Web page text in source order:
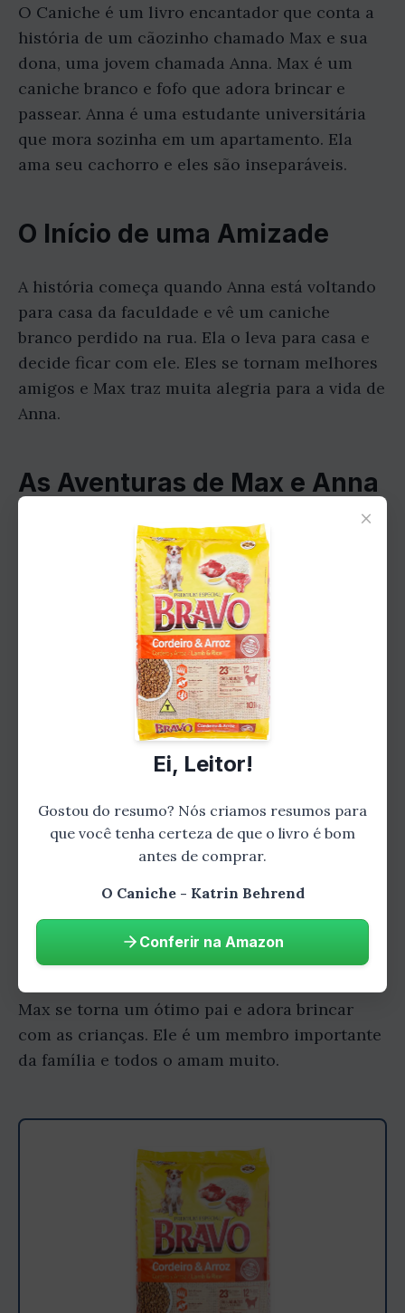
O Caniche é um livro encantador que conta a
história de um cãozinho chamado Max e sua
dona, uma jovem chamada Anna. Max é um
caniche branco e fofo que adora brincar e
passear. Anna é uma estudante universitária
que mora sozinha em um apartamento. Ela
ama seu cachorro e eles são inseparáveis.
O Início de uma Amizade
A história começa quando Anna está voltando
para casa da faculdade e vê um caniche
branco perdido na rua. Ela o leva para casa e
decide ficar com ele. Eles se tornam melhores
amigos e Max traz muita alegria para a vida de
Anna.
As Aventuras de Max e Anna
Max e Anna vivem muitas aventuras juntos.
Eles passeiam no parque, brincam de buscar e
até mesmo viajam juntos. Max é sempre leal e
protetor de Anna, e ela sabe que pode sempre
contar com ele.
Um Amor Inesperado
Um dia, Anna conhece um rapaz chamado
Max não gosta muito de Tom no começo, mas
logo percebe que ele é um bom homem e que
ama Anna tanto quanto ele.
Uma Família Feliz
Max, Anna e Tom se casam e têm dois filhos.
Max se torna um ótimo pai e adora brincar
com as crianças. Ele é um membro importante
da família e todos o amam muito.
×
Ei, Leitor!
Gostou do resumo? Nós criamos resumos para
que você tenha certeza de que o livro é bom
antes de comprar.
O Caniche - Katrin Behrend
Conferir na Amazon